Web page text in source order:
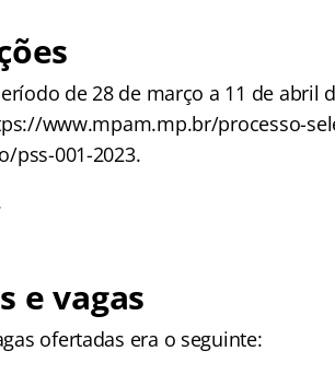
de 28 de março a 11 de abril
www.mpam.mp.br/processo-
pss-001-2023.
e vagas
ofertadas era o seguinte: